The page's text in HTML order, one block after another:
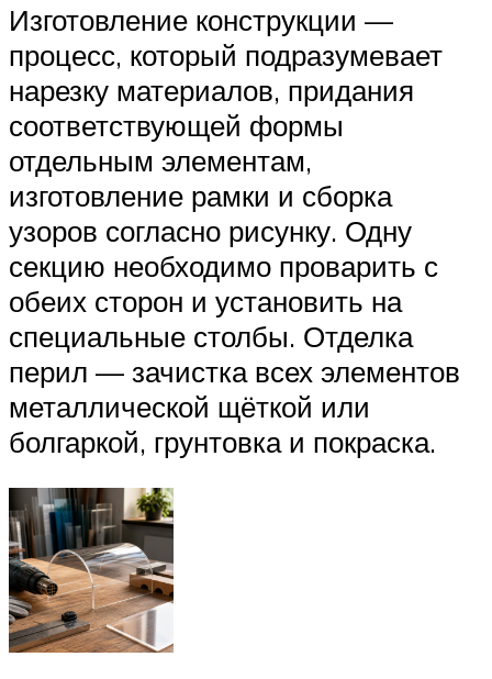
Изготовление конструкции —
процесс, который подразумевает
нарезку материалов, придания
соответствующей формы
отдельным элементам,
изготовление рамки и сборка
узоров согласно рисунку. Одну
секцию необходимо проварить с
обеих сторон и установить на
специальные столбы. Отделка
перил — зачистка всех элементов
металлической щёткой или
болгаркой, грунтовка и покраска.